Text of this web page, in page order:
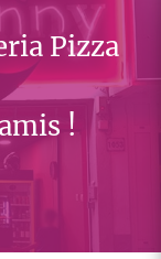
Pizza
!